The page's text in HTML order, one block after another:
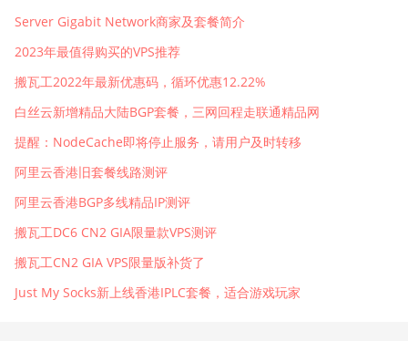
Server Gigabit Network商家及套餐简介
2023年最值得购买的VPS推荐
搬瓦工2022年最新优惠码，循环优惠12.22%
白丝云新增精品大陆BGP套餐，三网回程走联通精品网
提醒：NodeCache即将停止服务，请用户及时转移
阿里云香港旧套餐线路测评
阿里云香港BGP多线精品IP测评
搬瓦工DC6 CN2 GIA限量款VPS测评
搬瓦工CN2 GIA VPS限量版补货了
Just My Socks新上线香港IPLC套餐，适合游戏玩家